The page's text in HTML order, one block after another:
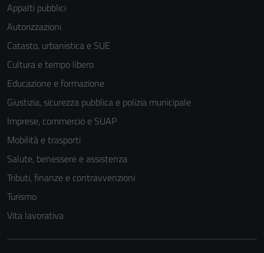
Appalti pubblici
Autorizzazioni
Catasto, urbanistica e SUE
Cultura e tempo libero
Educazione e formazione
Giustizia, sicurezza pubblica e polizia municipale
Imprese, commercio e SUAP
Mobilità e trasporti
Salute, benessere e assistenza
Tributi, finanze e contravvenzioni
Turismo
Vita lavorativa